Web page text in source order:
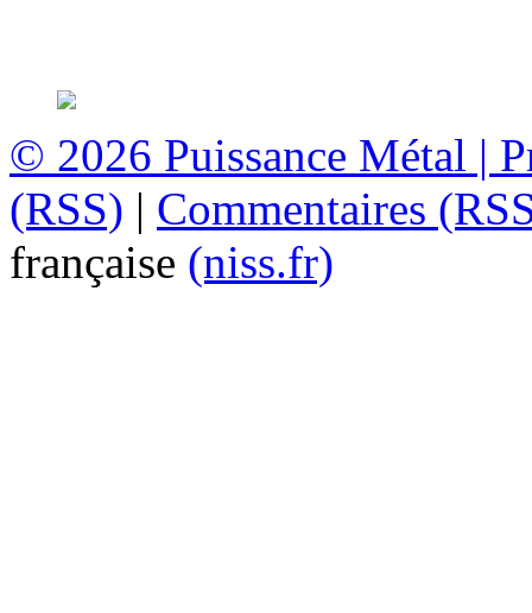
© 2026 Puissance Métal |
(RSS) | Commentaires
française (niss.fr)